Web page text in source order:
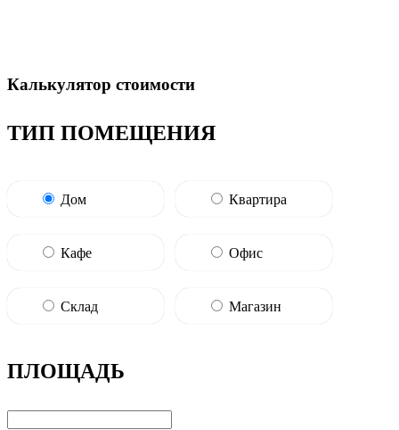
Калькулятор стоимости
ТИП ПОМЕЩЕНИЯ
Дом Квартира
Кафе Офис
Склад Магазин
ПЛОЩАДЬ